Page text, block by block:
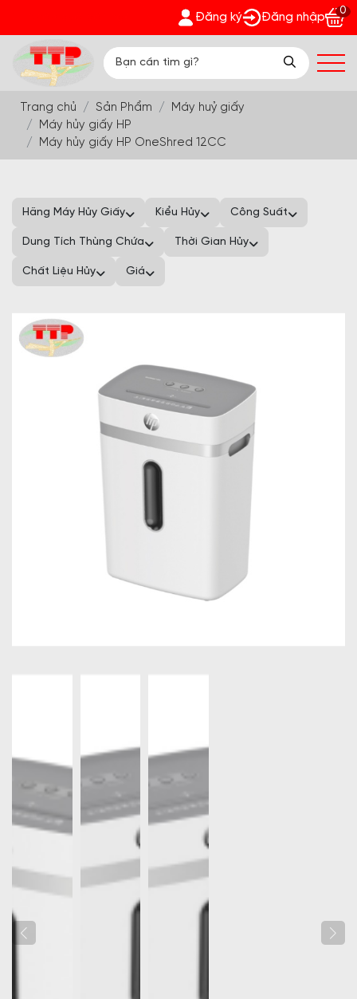
quà bất ngờ Đón Hè Sang chi tiết tại 'Khuyến Mãi'
Đăng ký Đăng nhập
0
Trang chủ Sản Phẩm
Máy huỷ giấy
Máy hủy giấy HP
Máy hủy giấy HP OneShred 12CC
Hãng Máy Hủy Giấy Kiểu Hủy Công Suất
Dung Tích Thùng Chứa Thời Gian Hủy
Chất Liệu Hủy Giá